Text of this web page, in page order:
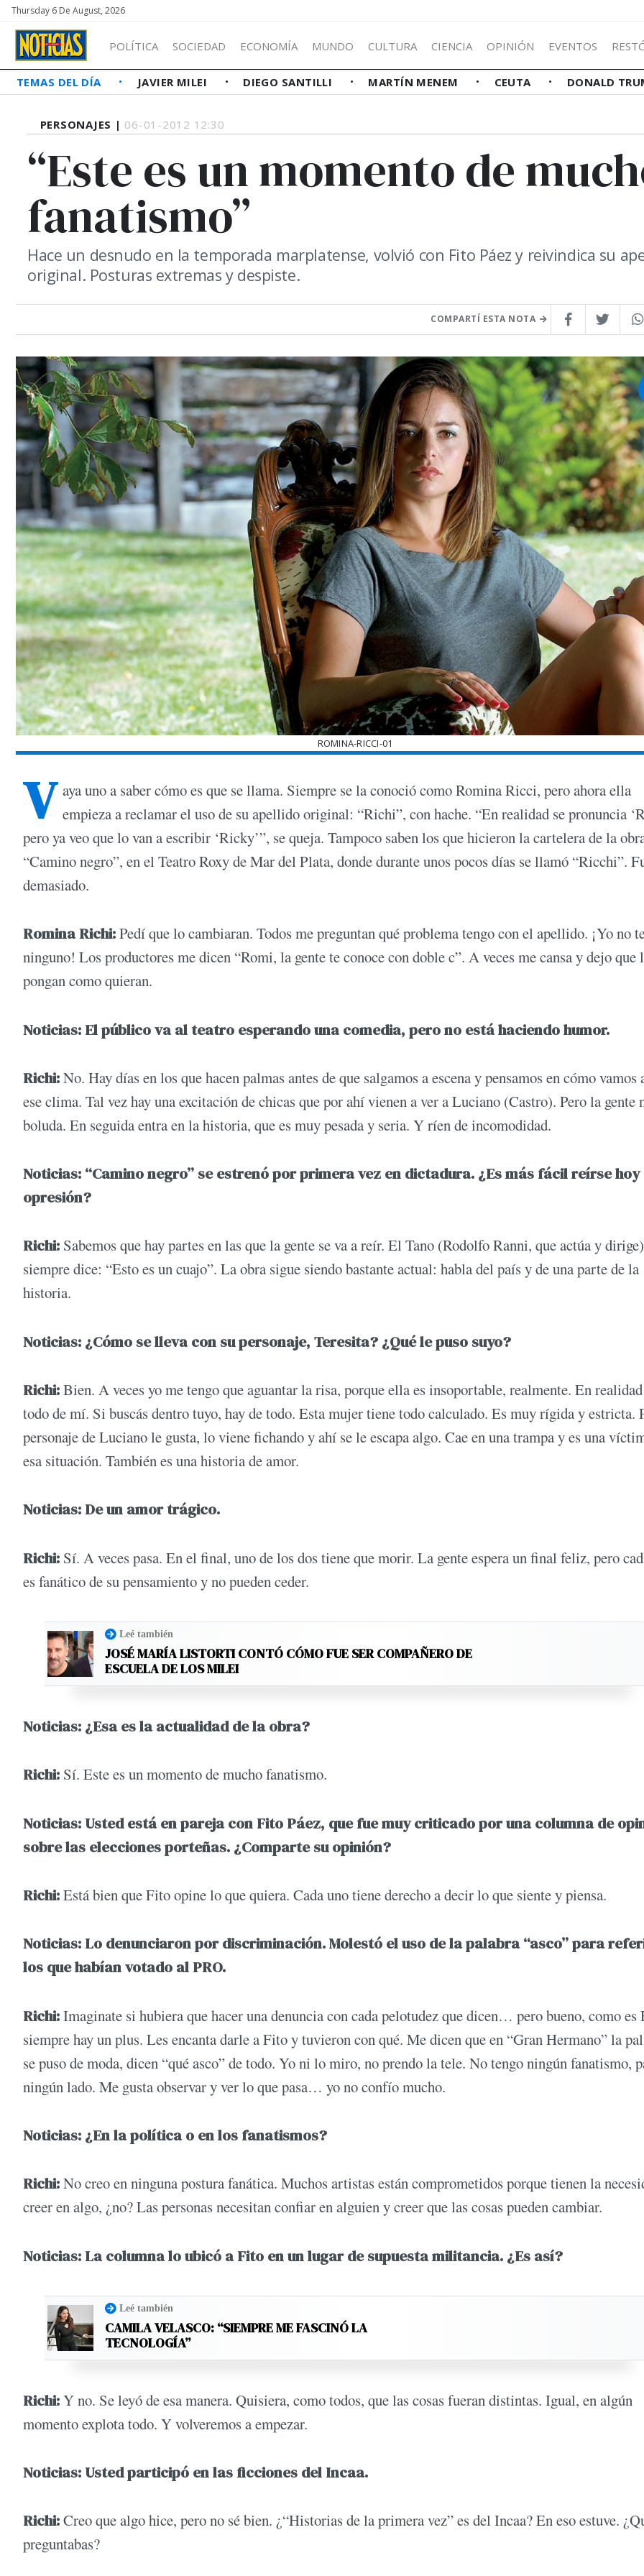
Thursday 6 De August, 2026
POLÍTICA SOCIEDAD ECONOMÍA MUNDO CULTURA CIENCIA OPINIÓN EVENTOS
TEMAS DEL DÍA JAVIER MILEI DIEGO SANTILLI MARTÍN MENEM CEUTA DONALD
PERSONAJES | 06-01-2012 12:30
“Este es un momento de
fanatismo”
Hace un desnudo en la temporada marplatense, volvió con Fito Páez y reivindica su
original. Posturas extremas y despiste.
COMPARTÍ ESTA NOTA
ROMINA-RICCI-01
V aya uno a saber cómo es que se llama. Siempre se la conoció como Romina Ricci, pero ahora ella
empieza a reclamar el uso de su apellido original: “Richi”, con hache. “En realidad se pronuncia
pero ya veo que lo van a escribir ‘Ricky’”, se queja. Tampoco saben los que hicieron la cartelera de la
“Camino negro”, en el Teatro Roxy de Mar del Plata, donde durante unos pocos días se llamó “Ricchi”.
demasiado.
Romina Richi:Pedí que lo cambiaran. Todos me preguntan qué problema tengo con el apellido. ¡Yo no
ninguno! Los productores me dicen “Romi, la gente te conoce con doble c”. A veces me cansa y dejo que
pongan como quieran.
Noticias: El público va al teatro esperando una comedia, pero no está haciendo humor.
Richi:No. Hay días en los que hacen palmas antes de que salgamos a escena y pensamos en cómo vamos
ese clima. Tal vez hay una excitación de chicas que por ahí vienen a ver a Luciano (Castro). Pero la gente
boluda. En seguida entra en la historia, que es muy pesada y seria. Y ríen de incomodidad.
Noticias: “Camino negro” se estrenó por primera vez en dictadura. ¿Es más fácil reírse hoy
opresión?
Richi: Sabemos que hay partes en las que la gente se va a reír. El Tano (Rodolfo Ranni, que actúa y dirige)
siempre dice: “Esto es un cuajo”. La obra sigue siendo bastante actual: habla del país y de una parte de la
historia.
Noticias: ¿Cómo se lleva con su personaje, Teresita? ¿Qué le puso suyo?
Richi:Bien. A veces yo me tengo que aguantar la risa, porque ella es insoportable, realmente. En
todo de mí. Si buscás dentro tuyo, hay de todo. Esta mujer tiene todo calculado. Es muy rígida y estricta.
personaje de Luciano le gusta, lo viene fichando y ahí se le escapa algo. Cae en una trampa y es una
esa situación. También es una historia de amor.
Noticias: De un amor trágico.
Richi: Sí. A veces pasa. En el final, uno de los dos tiene que morir. La gente espera un final feliz, pero
es fanático de su pensamiento y no pueden ceder.
Leé también
JOSÉ MARÍA LISTORTI CONTÓ CÓMO FUE SER COMPAÑERO DE
ESCUELA DE LOS MILEI
Noticias: ¿Esa es la actualidad de la obra?
Richi: Sí. Este es un momento de mucho fanatismo.
Noticias: Usted está en pareja con Fito Páez, que fue muy criticado por una columna de
sobre las elecciones porteñas. ¿Comparte su opinión?
Richi:Está bien que Fito opine lo que quiera. Cada uno tiene derecho a decir lo que siente y piensa.
Noticias: Lo denunciaron por discriminación. Molestó el uso de la palabra “asco” para
los que habían votado al PRO.
Richi:Imaginate si hubiera que hacer una denuncia con cada pelotudez que dicen… pero bueno, como es
siempre hay un plus. Les encanta darle a Fito y tuvieron con qué. Me dicen que en “Gran Hermano” la
se puso de moda, dicen “qué asco” de todo. Yo ni lo miro, no prendo la tele. No tengo ningún fanatismo,
ningún lado. Me gusta observar y ver lo que pasa… yo no confío mucho.
Noticias: ¿En la política o en los fanatismos?
Richi:No creo en ninguna postura fanática. Muchos artistas están comprometidos porque tienen la
creer en algo, ¿no? Las personas necesitan confiar en alguien y creer que las cosas pueden cambiar.
Noticias: La columna lo ubicó a Fito en un lugar de supuesta militancia. ¿Es así?
Leé también
CAMILA VELASCO: “SIEMPRE ME FASCINÓ LA
TECNOLOGÍA”
Richi:Y no. Se leyó de esa manera. Quisiera, como todos, que las cosas fueran distintas. Igual, en algún
momento explota todo. Y volveremos a empezar.
Noticias: Usted participó en las ficciones del Incaa.
Richi:Creo que algo hice, pero no sé bien. ¿“Historias de la primera vez” es del Incaa? En eso estuve.
preguntabas?